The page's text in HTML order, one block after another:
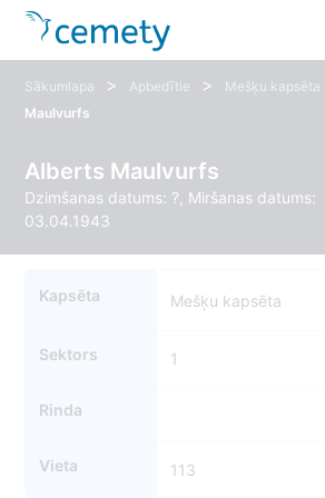
Sākumlapa > Apbedītie > Mešķu kapsēta
Maulvurfs
Alberts Maulvurfs
Dzimšanas datums: ?, Miršanas datums:
03.04.1943
Kapsēta Mešķu kapsēta
Sektors 1
Rinda
Vieta 113